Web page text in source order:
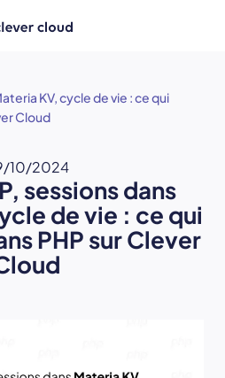
KV, cycle de vie : ce qui
Cloud
10/2024
sessions dans
de vie : ce qui
PHP sur Clever